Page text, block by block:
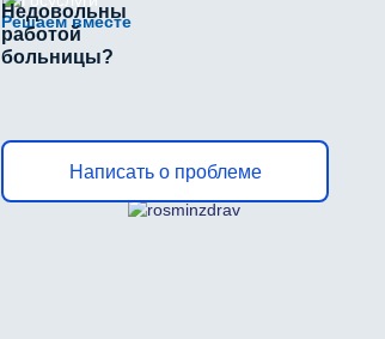
Решаем вместе
Недовольны
работой
больницы?
Написать о проблеме